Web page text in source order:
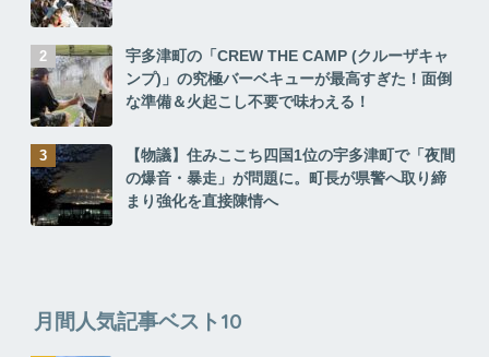
宇多津町の「CREW THE CAMP (クルーザキャ
ンプ)」の究極バーベキューが最高すぎた！面倒
な準備＆火起こし不要で味わえる！
【物議】住みここち四国1位の宇多津町で「夜間
の爆音・暴走」が問題に。町長が県警へ取り締
まり強化を直接陳情へ
月間人気記事ベスト10